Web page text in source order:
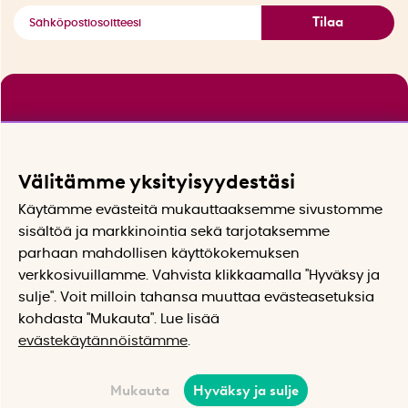
Tilaa
Välitämme yksityisyydestäsi
Käytämme evästeitä mukauttaaksemme sivustomme
sisältöä ja markkinointia sekä tarjotaksemme
parhaan mahdollisen käyttökokemuksen
verkkosivuillamme. Vahvista klikkaamalla "Hyväksy ja
sulje". Voit milloin tahansa muuttaa evästeasetuksia
kohdasta "Mukauta". Lue lisää
evästekäytännöistämme
Mukauta Hyväksy ja sulje